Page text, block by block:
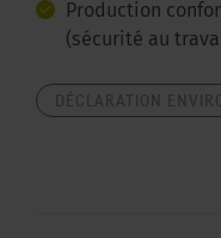
Production
(sécurité au